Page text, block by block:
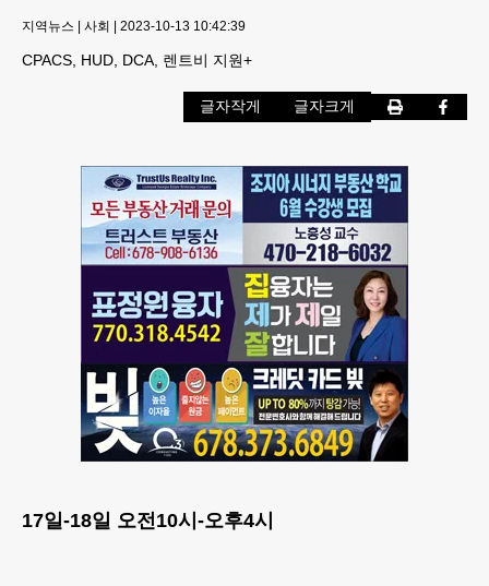
지역뉴스 | 사회 | 2023-10-13 10:42:39
CPACS, HUD, DCA, 렌트비 지원+
글자작게 글자크게
17일-18일 오전10시-오후4시